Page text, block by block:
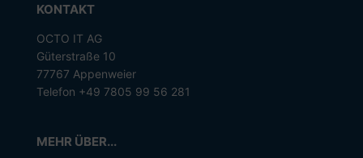
KONTAKT
OCTO IT AG
Güterstraße 10
77767 Appenweier
Telefon +49 7805 99 56 281
MEHR ÜBER...